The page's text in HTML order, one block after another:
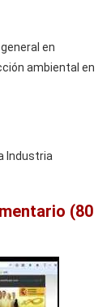
en
ambiental en
Industria
(80